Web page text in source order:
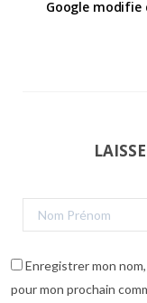
Google modifie
Enregistrer mon
pour mon prochain